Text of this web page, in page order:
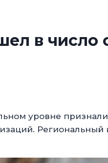
в число
уровне
Региональный